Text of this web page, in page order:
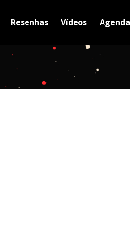
Resenhas Vídeos Agenda